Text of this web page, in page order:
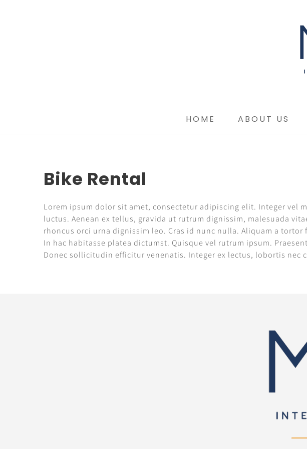
HOME ABOUT US
Bike Rental
Lorem ipsum dolor sit amet, consectetur adipiscing elit. Integer vel
luctus. Aenean ex tellus, gravida ut rutrum dignissim, malesuada
rhoncus orci urna dignissim leo. Cras id nunc nulla. Aliquam a
In hac habitasse platea dictumst. Quisque vel rutrum ipsum.
Donec sollicitudin efficitur venenatis. Integer ex lectus, lobortis nec